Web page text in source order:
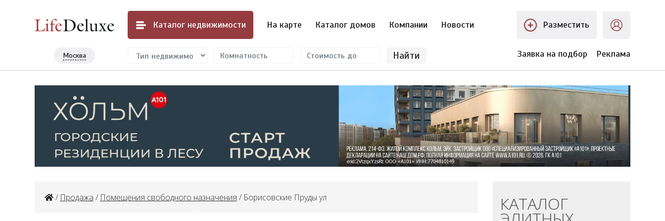
Каталог недвижимости На карте Каталог домов Компании Новости Разместить
Москва Найти Заявка на подбор Реклама
/ Продажа / Помещения свободного назначения / Борисовские Пруды ул КАТАЛОГ